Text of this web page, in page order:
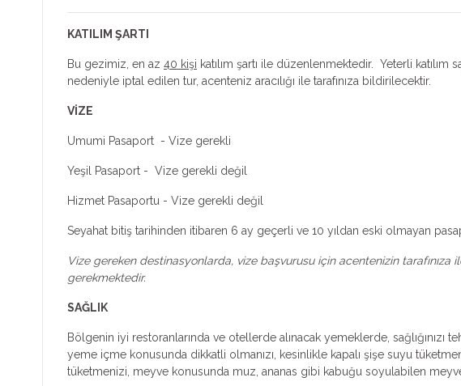
KATILIM ŞARTI
Bu gezimiz, en az 40 kişi katılım şartı ile düzenlenmektedir. Yeterli
nedeniyle iptal edilen tur, acenteniz aracılığı ile tarafınıza bildirilecektir.
VİZE
Umumi Pasaport - Vize gerekli
Yeşil Pasaport - Vize gerekli değil
Hizmet Pasaportu - Vize gerekli değil
Seyahat bitiş tarihinden itibaren 6 ay geçerli ve 10 yıldan eski olmayan
Vize gereken destinasyonlarda, vize başvurusu için acentenizin
gerekmektedir.
SAĞLIK
Bölgenin iyi restoranlarında ve otellerde alınacak yemeklerde, sağlığınızı
yeme içme konusunda dikkatli olmanızı, kesinlikle kapalı şişe suyu
tüketmenizi, meyve konusunda muz, ananas gibi kabuğu soyulabilen